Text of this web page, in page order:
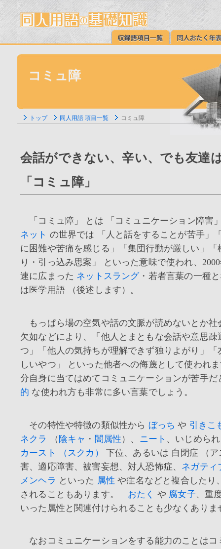
コミュ障
トップ 同人用語 項目一覧 コミュ障
会話ができない、辛い、でも友達
「コミュ障」
「コミュ障」 とは 「コミュニケーション障
ネット の世界では 「人と話をすることが苦手」
に困難や苦痛を感じる」「集団行動が厳しい」「
り・引っ込み思案」 といった意味で使われ、
速に広まった ネットスラング・若者言葉の一種
は医学用語 （後述します）。
もっぱら場の空気や話の文脈が読めないとか社
欠如などにより、「他人とまともな会話や意思疎
つ」「他人の気持ちが理解できず独りよがり」「
しいやつ」 といった他者への侮蔑として使われ
分自身に当てはめてコミュニケーションが苦手だ
的 な使われ方も非常に多い言葉でしょう。
その特性や特徴の類似性から ぼっち や 引きこ
ネクラ
（ 陰キャ ・ 闇属性 ）、 ニート 、いじめら
カースト （スクカ）
下位、あるいは 自閉症 （
害、適応障害、被害妄想、対人恐怖症、 ネガティ
メンヘラ といった 属性 や症名などと複合したり
されることもあります。 おたく や 腐女子、重
いった属性と関連付けられることも少なくありま
なおコミュニケーションをする能力のことはコ